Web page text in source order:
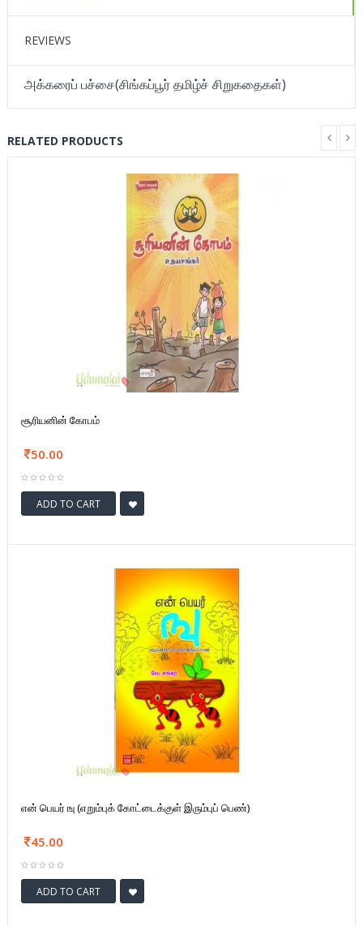
REVIEWS
அக்கரைப் பச்சை(சிங்கப்பூர் தமிழ்ச் சிறுகதைகள்)
RELATED PRODUCTS
சூரியனின் கோபம்
50.00
ADD TO CART
என் பெயர் ஙு (எறும்புக் கோட்டைக்குள் இரும்புப் பெண்)
45.00
ADD TO CART